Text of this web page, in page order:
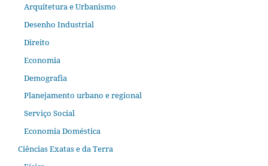
Arquitetura e Urbanismo
Desenho Industrial
Direito
Economia
Demografia
Planejamento urbano e regional
Serviço Social
Economia Doméstica
Ciências Exatas e da Terra